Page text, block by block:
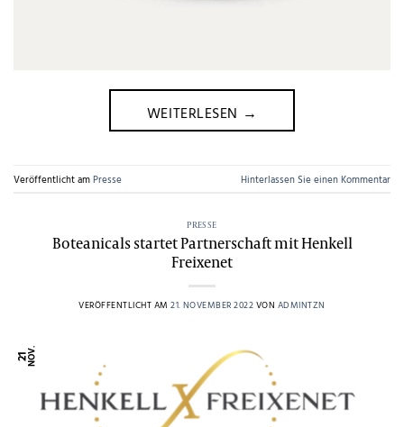
WEITERLESEN →
Veröffentlicht amPresse Hinterlassen Sie einen Kommentar
PRESSE
Boteanicals startet Partnerschaft mit Henkell
Freixenet
VERÖFFENTLICHT AM21. NOVEMBER 2022 VON ADMINTZN
21NOV.